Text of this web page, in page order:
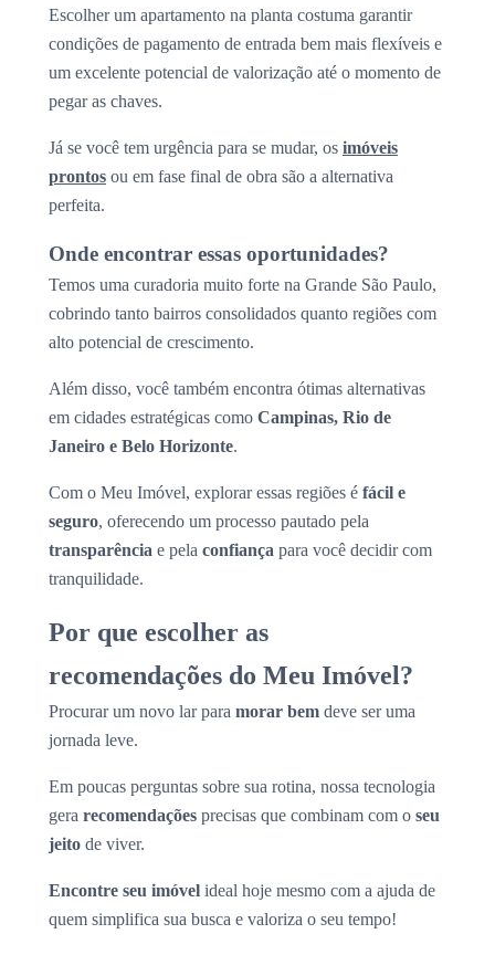
Escolher um apartamento na planta costuma garantir
condições de pagamento de entrada bem mais flexíveis e
um excelente potencial de valorização até o momento de
pegar as chaves.
Já se você tem urgência para se mudar, os imóveis
prontos ou em fase final de obra são a alternativa
perfeita.
Onde encontrar essas oportunidades?
Temos uma curadoria muito forte na Grande São Paulo,
cobrindo tanto bairros consolidados quanto regiões com
alto potencial de crescimento.
Além disso, você também encontra ótimas alternativas
em cidades estratégicas como Campinas, Rio de
Janeiro e Belo Horizonte.
Com o Meu Imóvel, explorar essas regiões é fácil e
seguro, oferecendo um processo pautado pela
transparência e pela confiança para você decidir com
tranquilidade.
Por que escolher as
recomendações do Meu Imóvel?
Procurar um novo lar para morar bem deve ser uma
jornada leve.
Em poucas perguntas sobre sua rotina, nossa tecnologia
gera recomendações precisas que combinam com o seu
jeito de viver.
Encontre seu imóvel ideal hoje mesmo com a ajuda de
quem simplifica sua busca e valoriza o seu tempo!